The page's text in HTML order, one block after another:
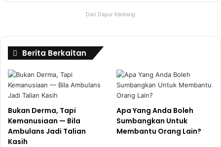
Dari Dapur Kentang
Berita Berkaitan
Bukan Derma, Tapi
Kemanusiaan — Bila
Ambulans Jadi Talian
Kasih
Apa Yang Anda Boleh
Sumbangkan Untuk
Membantu Orang Lain?